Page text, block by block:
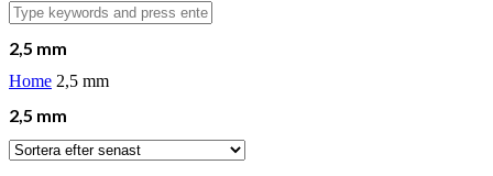
2,5 mm
Home 2,5 mm
2,5 mm